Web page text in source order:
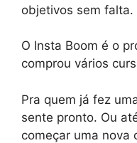
objetivos sem falta.
O Insta Boom é o
comprou vários
Pra quem já fez
sente pronto. Ou
começar uma nova